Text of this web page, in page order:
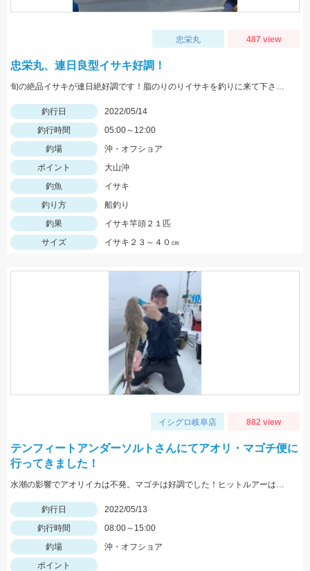
忠栄丸 487 view
忠栄丸、連日良型イサキ好調！
旬の絶品イサキが連日絶好調です！脂のりのりイサキを釣りに来て下さいね。チャンスですよ
釣行日
2022/05/14
釣行時間
05:00～12:00
釣場
沖・オフショア
ポイント
大山沖
釣魚
イサキ
釣り方
船釣り
釣果
イサキ竿頭２１匹
サイズ
イサキ２３～４０㎝
イシグロ岐阜店 882 view
テンフィートアンダーソルトさんにてアオリ・マゴチ便に
行ってきました！
水潮の影響でアオリイカは不発。マゴチは好調でした！ヒットルアーはスタッガー3インチアカキン
釣行日
2022/05/13
釣行時間
08:00～15:00
釣場
沖・オフショア
ポイント